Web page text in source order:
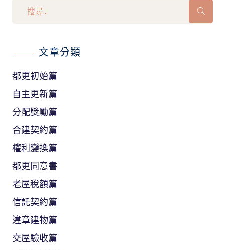
文章分類
都更初始篇
自主更新篇
分配獎勵篇
合建契約篇
權利變換篇
都更同意書
老屋稅額篇
信託契約篇
違章建物篇
交屋驗收篇